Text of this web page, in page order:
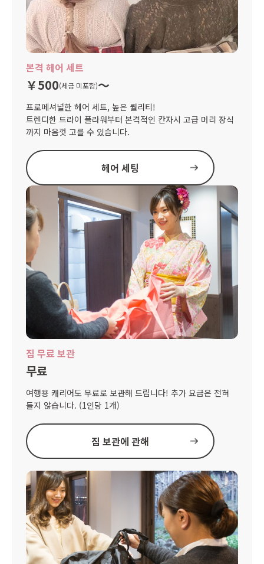
본격 헤어 세트
￥500(세금 미포함)〜
프로페셔널한 헤어 세트, 높은 퀄리티!
트렌디한 드라이 플라워부터 본격적인 칸자시 고급 머리 장식
까지 마음껏 고를 수 있습니다.
헤어 세팅
짐 무료 보관
무료
여행용 캐리어도 무료로 보관해 드립니다! 추가 요금은 전혀
들지 않습니다. (1인당 1개)
짐 보관에 관해